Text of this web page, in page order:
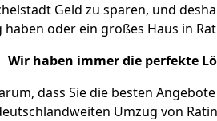
Geld zu sparen, und
oder ein großes Haus in
Wir haben immer die perfekte
dass Sie die besten
Umzug von